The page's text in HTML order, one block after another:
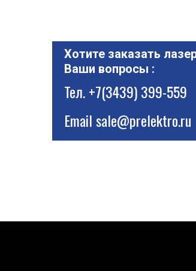
Хотите заказать
Ваши вопросы :
Тел.+7(3439) 399-559
Emailsale@prelektro.ru